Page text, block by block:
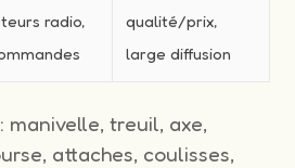
radio,
qualité/prix,
large diffusion
manivelle, treuil, axe,
attaches, coulisses,